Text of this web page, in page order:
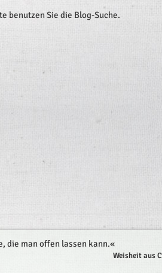
benutzen Sie die Blog-Suche.
die man offen lassen kann.«
Weisheit aus